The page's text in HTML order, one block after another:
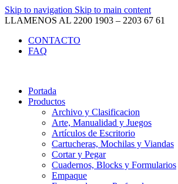
Skip to navigation Skip to main content
LLAMENOS AL 2200 1903 – 2203 67 61
CONTACTO
FAQ
Portada
Productos
Archivo y Clasificacion
Arte, Manualidad y Juegos
Artículos de Escritorio
Cartucheras, Mochilas y Viandas
Cortar y Pegar
Cuadernos, Blocks y Formularios
Empaque